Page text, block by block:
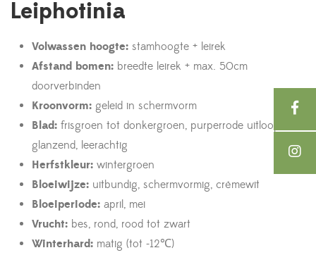
Leiphotinia
Volwassen hoogte: stamhoogte + leirek
Afstand bomen: breedte leirek + max. 50cm
doorverbinden
Kroonvorm: geleid in schermvorm
Blad: frisgroen tot donkergroen, purperrode uitloop,
glanzend, leerachtig
Herfstkleur: wintergroen
Bloeiwijze: uitbundig, schermvormig, crémewit
Bloeiperiode: april, mei
Vrucht: bes, rond, rood tot zwart
Winterhard: matig (tot -12℃)